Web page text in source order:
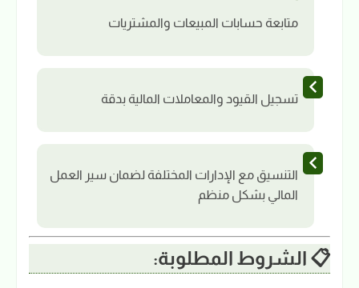
متابعة حسابات المبيعات والمشتريات
تسجيل القيود والمعاملات المالية بدقة
التنسيق مع الإدارات المختلفة لضمان سير العمل
المالي بشكل منظم
📋 الشروط المطلوبة: